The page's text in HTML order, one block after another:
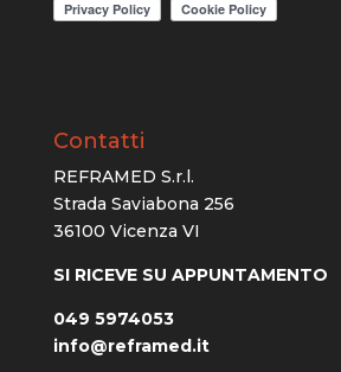
Contatti
REFRAMED S.r.l.
Strada Saviabona 256
36100 Vicenza VI
SI RICEVE SU APPUNTAMENTO
049 5974053
info@reframed.it